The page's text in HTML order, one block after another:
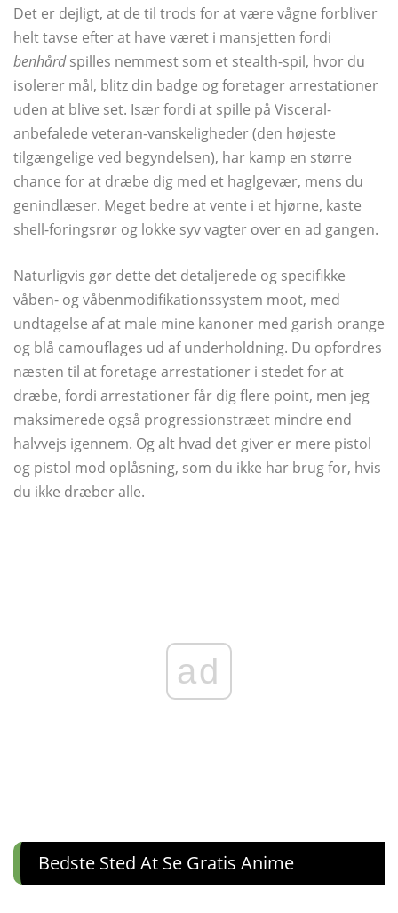
Det er dejligt, at de til trods for at være vågne forbliver
helt tavse efter at have været i mansjetten fordi
benhårdspilles nemmest som et stealth-spil, hvor du
isolerer mål, blitz din badge og foretager arrestationer
uden at blive set. Især fordi at spille på Visceral-
anbefalede veteran-vanskeligheder (den højeste
tilgængelige ved begyndelsen), har kamp en større
chance for at dræbe dig med et haglgevær, mens du
genindlæser. Meget bedre at vente i et hjørne, kaste
shell-foringsrør og lokke syv vagter over en ad gangen.
Naturligvis gør dette det detaljerede og specifikke
våben- og våbenmodifikationssystem moot, med
undtagelse af at male mine kanoner med garish orange
og blå camouflages ud af underholdning. Du opfordres
næsten til at foretage arrestationer i stedet for at
dræbe, fordi arrestationer får dig flere point, men jeg
maksimerede også progressionstræet mindre end
halvvejs igennem. Og alt hvad det giver er mere pistol
og pistol mod oplåsning, som du ikke har brug for, hvis
du ikke dræber alle.
ad
Bedste Sted At Se Gratis Anime